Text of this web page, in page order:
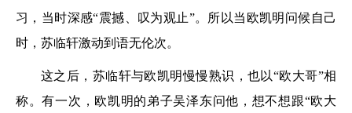
习，当时深感“震撼、叹为观止”。所以当欧凯明问候自己
时，苏临轩激动到语无伦次。
这之后，苏临轩与欧凯明慢慢熟识，也以“欧大哥”相
称。有一次，欧凯明的弟子吴泽东问他，想不想跟“欧大